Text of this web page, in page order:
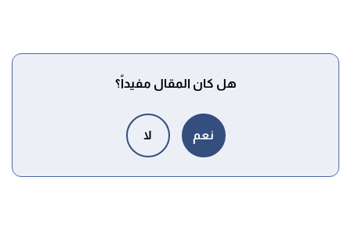
المشعة المستخدمة في الفحص، بالرغم من أن الجسم يقوم
بطردها بصورة طبيعية عن طريق البول أو البراز.
هل كان المقال مفيداً؟
نعم لا